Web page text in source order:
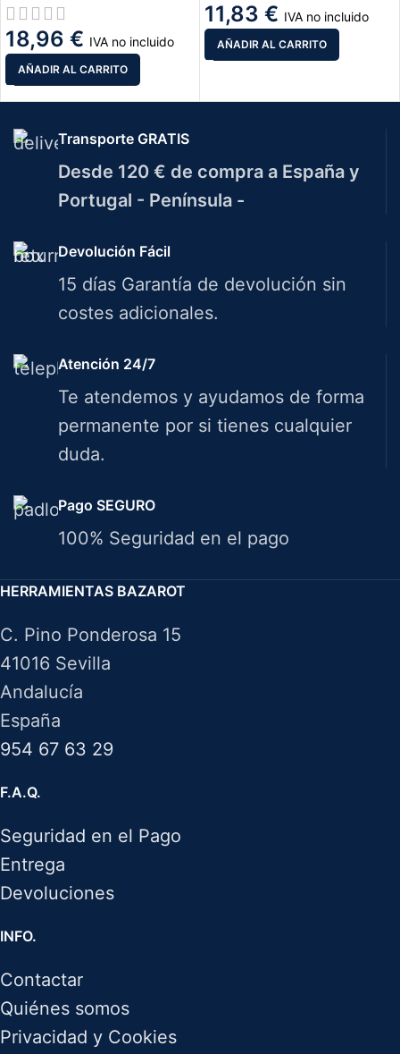
18,96 € IVA no incluido
AÑADIR AL CARRITO
11,83 € IVA no incluido
AÑADIR AL CARRITO
Transporte GRATIS
Desde 120 € de compra a España y
Portugal - Península -
Devolución Fácil
15 días Garantía de devolución sin
costes adicionales.
Atención 24/7
Te atendemos y ayudamos de forma
permanente por si tienes cualquier
duda.
Pago SEGURO
100% Seguridad en el pago
HERRAMIENTAS BAZAROT
C. Pino Ponderosa 15
41016 Sevilla
Andalucía
España
954 67 63 29
F.A.Q.
Seguridad en el Pago
Entrega
Devoluciones
INFO.
Contactar
Quiénes somos
Privacidad y Cookies